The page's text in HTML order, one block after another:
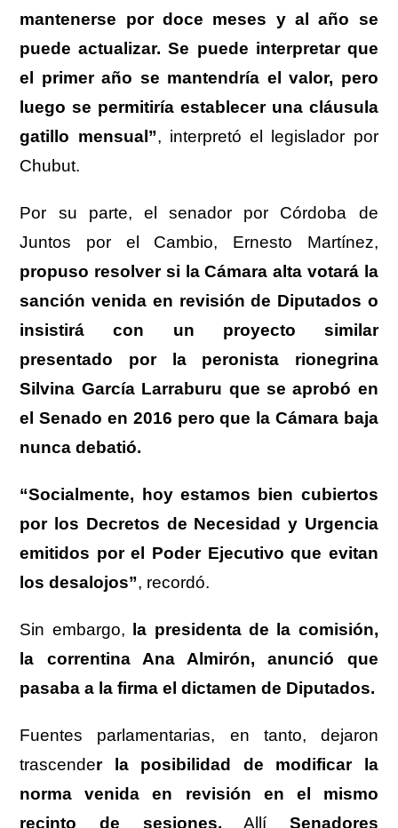
mantenerse por doce meses y al año se
puede actualizar. Se puede interpretar que
el primer año se mantendría el valor, pero
luego se permitiría establecer una cláusula
gatillo mensual”, interpretó el legislador por
Chubut.
Por su parte, el senador por Córdoba de
Juntos por el Cambio, Ernesto Martínez,
propuso resolver si la Cámara alta votará la
sanción venida en revisión de Diputados o
insistirá con un proyecto similar
presentado por la peronista rionegrina
Silvina García Larraburu que se aprobó en
el Senado en 2016 pero que la Cámara baja
nunca debatió.
“Socialmente, hoy estamos bien cubiertos
por los Decretos de Necesidad y Urgencia
emitidos por el Poder Ejecutivo que evitan
los desalojos”, recordó.
Sin embargo, la presidenta de la comisión,
la correntina Ana Almirón, anunció que
pasaba a la firma el dictamen de Diputados.
Fuentes parlamentarias, en tanto, dejaron
trascender la posibilidad de modificar la
norma venida en revisión en el mismo
recinto de sesiones. Allí Senadores